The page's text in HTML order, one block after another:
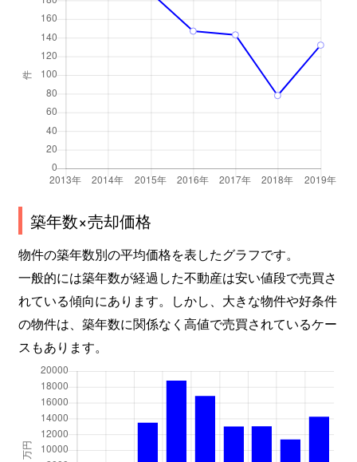
築年数×売却価格
物件の築年数別の平均価格を表したグラフです。
一般的には築年数が経過した不動産は安い値段で売買さ
れている傾向にあります。しかし、大きな物件や好条件
の物件は、築年数に関係なく高値で売買されているケー
スもあります。